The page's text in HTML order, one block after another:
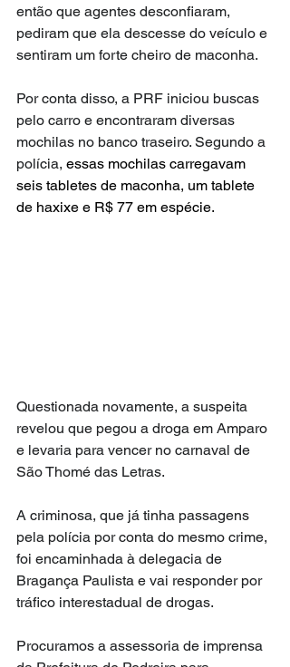
então que agentes desconfiaram,
pediram que ela descesse do veículo e
sentiram um forte cheiro de maconha.
Por conta disso, a PRF iniciou buscas
pelo carro e encontraram diversas
mochilas no banco traseiro. Segundo a
polícia, essas mochilas carregavam
seis tabletes de maconha, um tablete
de haxixe e R$ 77 em espécie.
Questionada novamente, a suspeita
revelou que pegou a droga em Amparo
e levaria para vencer no carnaval de
São Thomé das Letras.
A criminosa, que já tinha passagens
pela polícia por conta do mesmo crime,
foi encaminhada à delegacia de
Bragança Paulista e vai responder por
tráfico interestadual de drogas.
Procuramos a assessoria de imprensa